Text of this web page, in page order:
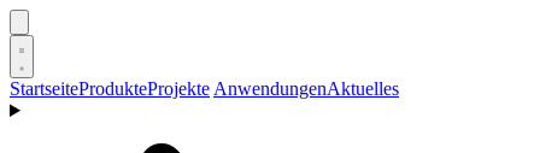
StartseiteProdukteProjekte AnwendungenAktuelles